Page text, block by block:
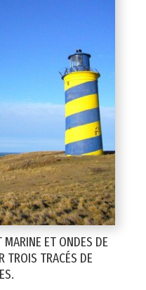
MARINE ET ONDES DE
TROIS TRACÉS DE